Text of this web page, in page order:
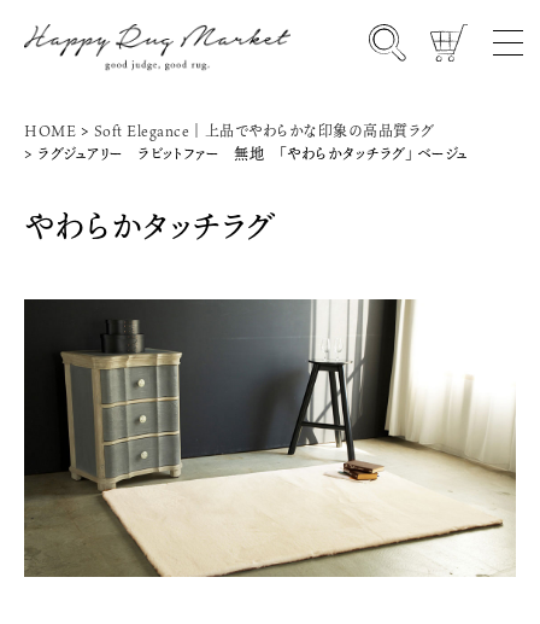
HOME
Soft Elegance｜上品でやわらかな印象の高品質ラグ
ラグジュアリー ラビットファー 無地 「やわらかタッチラグ」 ベージュ
やわらかタッチラグ